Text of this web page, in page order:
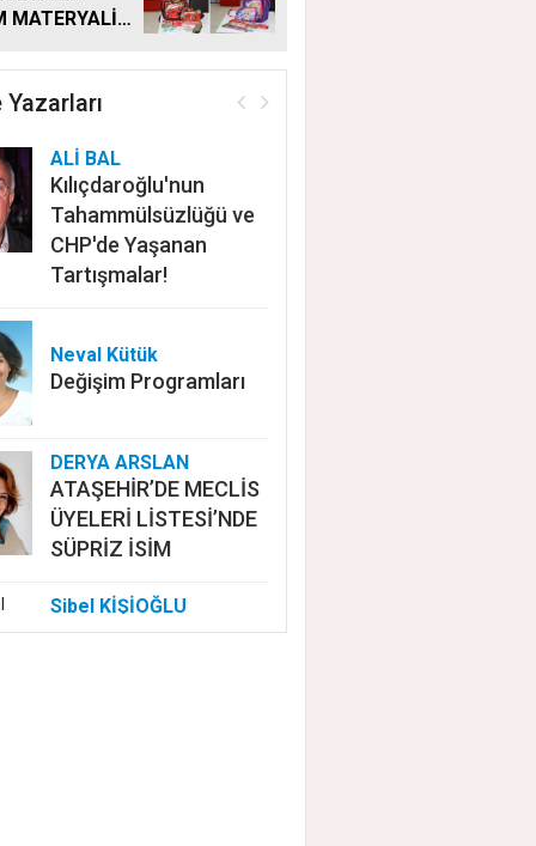
MATERYALİ
DE
Yazarları
ALİ BAL
Kılıçdaroğlu'nun
Tahammülsüzlüğü ve
CHP'de Yaşanan
Tartışmalar!
Neval Kütük
Değişim Programları
DERYA ARSLAN
ATAŞEHİR’DE MECLİS
ÜYELERİ LİSTESİ’NDE
SÜPRİZ İSİM
Sibel KİŞİOĞLU
EUROVISION'DA